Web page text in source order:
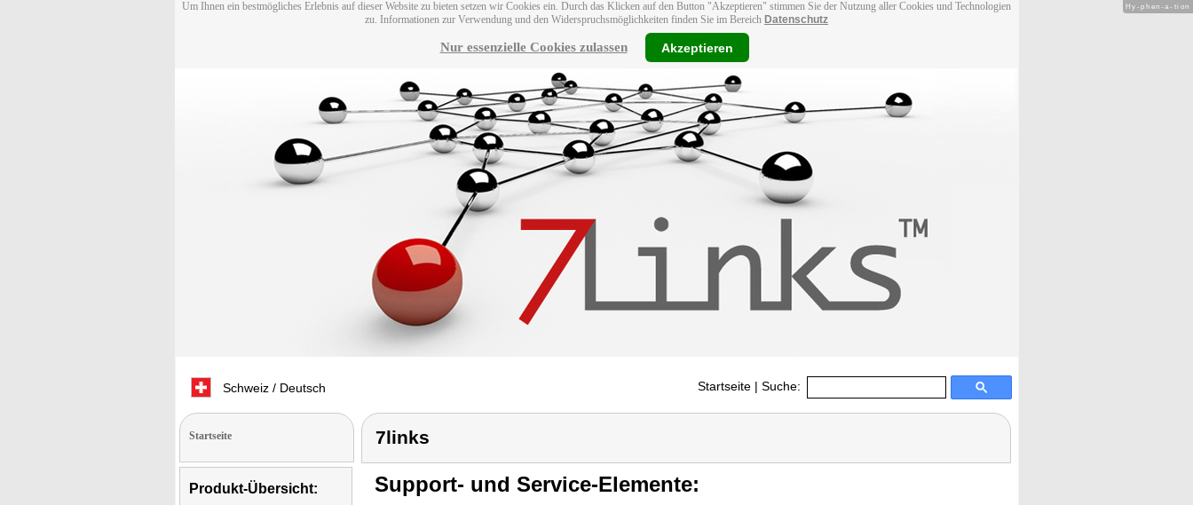
Um Ihnen ein bestmögliches Erlebnis auf dieser Website zu bieten setzen wir Cookies ein. Durch das Klicken auf den Button "Akzeptieren" stimmen Sie der Nutzung aller Cookies und Technologien
zu. Informationen zur Verwendung und den Widerspruchsmöglichkeiten finden Sie im Bereich Datenschutz
Nur essenzielle Cookies zulassen Akzeptieren
Schweiz / Deutsch Startseite | Suche:
Startseite
Produkt-Übersicht:
7links
Support- und Service-Elemente:
Hy-phen-a-tion